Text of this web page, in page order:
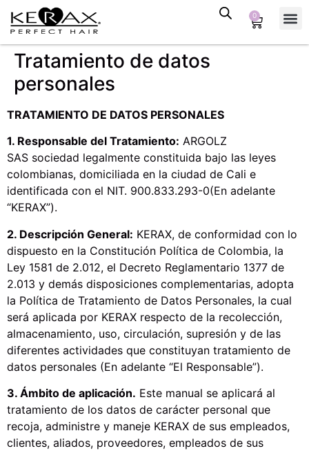
0
Tratamiento de datos
personales
TRATAMIENTO DE DATOS PERSONALES
1. Responsable del Tratamiento: ARGOLZ
SAS sociedad legalmente constituida bajo las leyes
colombianas, domiciliada en la ciudad de Cali e
identificada con el NIT. 900.833.293-0(En adelante
“KERAX”).
2. Descripción General: KERAX, de conformidad con lo
dispuesto en la Constitución Política de Colombia, la
Ley 1581 de 2.012, el Decreto Reglamentario 1377 de
2.013 y demás disposiciones complementarias, adopta
la Política de Tratamiento de Datos Personales, la cual
será aplicada por KERAX respecto de la recolección,
almacenamiento, uso, circulación, supresión y de las
diferentes actividades que constituyan tratamiento de
datos personales (En adelante “El Responsable”).
3. Ámbito de aplicación. Este manual se aplicará al
tratamiento de los datos de carácter personal que
recoja, administre y maneje KERAX de sus empleados,
clientes, aliados, proveedores, empleados de sus